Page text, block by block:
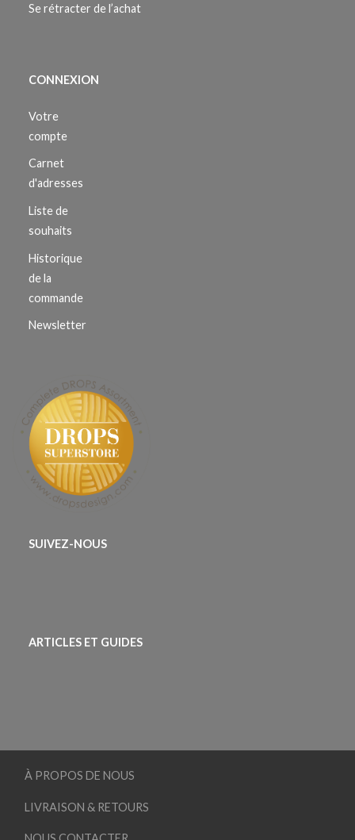
Se rétracter de l’achat
CONNEXION
Votre
compte
Carnet
d'adresses
Liste de
souhaits
Historique
de la
commande
Newsletter
SUIVEZ-NOUS
ARTICLES ET GUIDES
À PROPOS DE NOUS
LIVRAISON & RETOURS